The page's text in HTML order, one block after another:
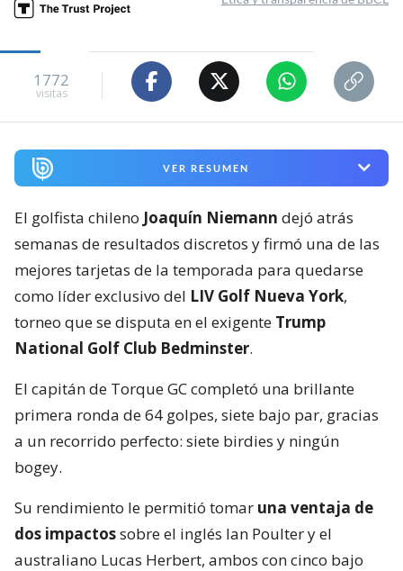
1772
visitas
VER RESUMEN
El golfista chileno Joaquín Niemann dejó atrás
semanas de resultados discretos y firmó una de las
mejores tarjetas de la temporada para quedarse
como líder exclusivo del LIV Golf Nueva York,
torneo que se disputa en el exigente Trump
National Golf Club Bedminster.
El capitán de Torque GC completó una brillante
primera ronda de 64 golpes, siete bajo par, gracias
a un recorrido perfecto: siete birdies y ningún
bogey.
Su rendimiento le permitió tomar una ventaja de
dos impactossobre el inglés Ian Poulter y el
australiano Lucas Herbert, ambos con cinco bajo